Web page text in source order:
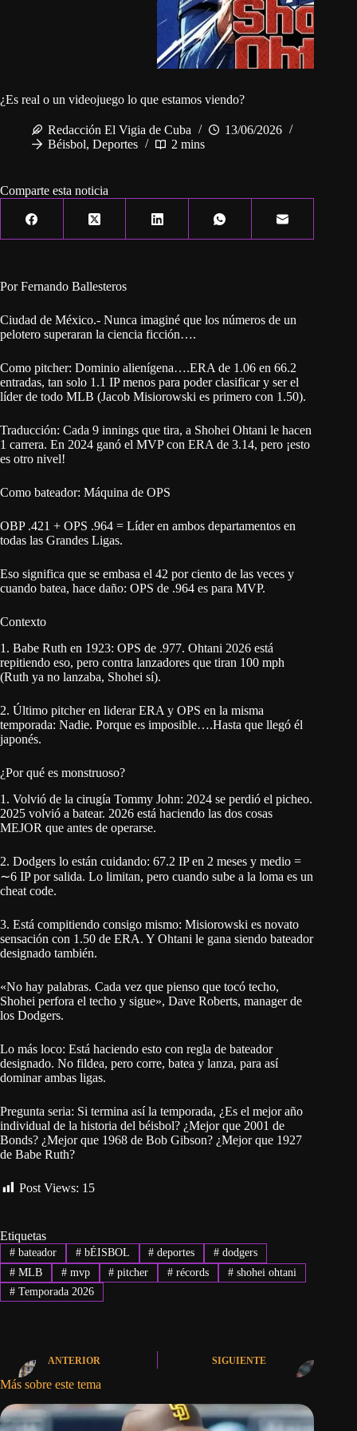
¿Es real o un videojuego lo que estamos viendo?
Redacción El Vigia de Cuba
13/06/2026
Béisbol, Deportes 2 mins
Comparte esta noticia
Por Fernando Ballesteros
Ciudad de México.- Nunca imaginé que los números de un
pelotero superaran la ciencia ficción….
Como pitcher: Dominio alienígena….ERA de 1.06 en 66.2
entradas, tan solo 1.1 IP menos para poder clasificar y ser el
líder de todo MLB (Jacob Misiorowski es primero con 1.50).
Traducción: Cada 9 innings que tira, a Shohei Ohtani le hacen
1 carrera. En 2024 ganó el MVP con ERA de 3.14, pero ¡esto
es otro nivel!
Como bateador: Máquina de OPS
OBP .421 + OPS .964 = Líder en ambos departamentos en
todas las Grandes Ligas.
Eso significa que se embasa el 42 por ciento de las veces y
cuando batea, hace daño: OPS de .964 es para MVP.
Contexto
1. Babe Ruth en 1923: OPS de .977. Ohtani 2026 está
repitiendo eso, pero contra lanzadores que tiran 100 mph
(Ruth ya no lanzaba, Shohei sí).
2. Último pitcher en liderar ERA y OPS en la misma
temporada: Nadie. Porque es imposible….Hasta que llegó él
japonés.
¿Por qué es monstruoso?
1. Volvió de la cirugía Tommy John: 2024 se perdió el picheo.
2025 volvió a batear. 2026 está haciendo las dos cosas
MEJOR que antes de operarse.
2. Dodgers lo están cuidando: 67.2 IP en 2 meses y medio =
∼6 IP por salida. Lo limitan, pero cuando sube a la loma es un
cheat code.
3. Está compitiendo consigo mismo: Misiorowski es novato
sensación con 1.50 de ERA. Y Ohtani le gana siendo bateador
designado también.
«No hay palabras. Cada vez que pienso que tocó techo,
Shohei perfora el techo y sigue», Dave Roberts, manager de
los Dodgers.
Lo más loco: Está haciendo esto con regla de bateador
designado. No fildea, pero corre, batea y lanza, para así
dominar ambas ligas.
Pregunta seria: Si termina así la temporada, ¿Es el mejor año
individual de la historia del béisbol? ¿Mejor que 2001 de
Bonds? ¿Mejor que 1968 de Bob Gibson? ¿Mejor que 1927
de Babe Ruth?
Post Views: 15
Etiquetas
#bateador #bÉISBOL # deportes # dodgers
#MLB #mvp # pitcher # récords # shohei ohtani
#Temporada 2026
ANTERIOR SIGUIENTE
Más sobre este tema